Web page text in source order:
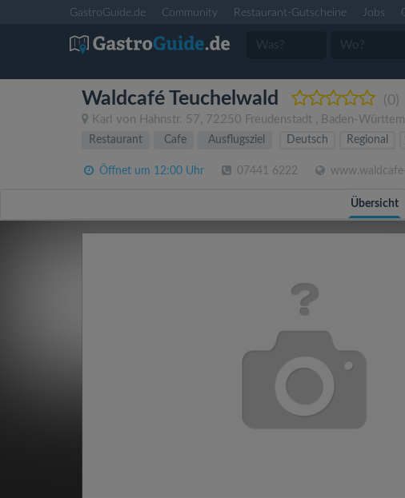
GastroGuide.de Community Restaurant-Gutscheine Jobs
Waldcafé Teuchelwald (0)
Karl von Hahnstr. 57, 72250 Freudenstadt , Baden-
Restaurant
Cafe Ausflugsziel Deutsch Regional
Öffnet um 12:00 Uhr 07441 6222
Übersicht